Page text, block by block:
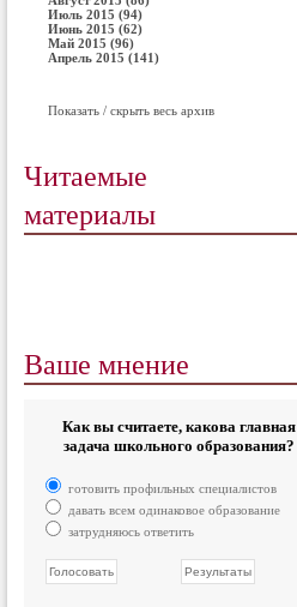
Июль 2015 (94)
Июнь 2015 (62)
Май 2015 (96)
Апрель 2015 (141)
Показать / скрыть весь архив
Читаемые
материалы
Ваше мнение
Как вы считаете, какова главная
задача школьного образования?
готовить профильных специалистов
давать всем одинаковое образование
затрудняюсь ответить